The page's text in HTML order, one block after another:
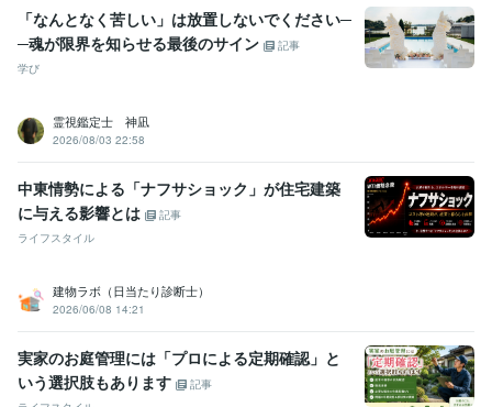
「なんとなく苦しい」は放置しないでください─
─魂が限界を知らせる最後のサイン
記事
学び
霊視鑑定士 神凪
2026/08/03 22:58
中東情勢による「ナフサショック」が住宅建築
に与える影響とは
記事
ライフスタイル
建物ラボ（日当たり診断士）
2026/06/08 14:21
実家のお庭管理には「プロによる定期確認」と
いう選択肢もあります
記事